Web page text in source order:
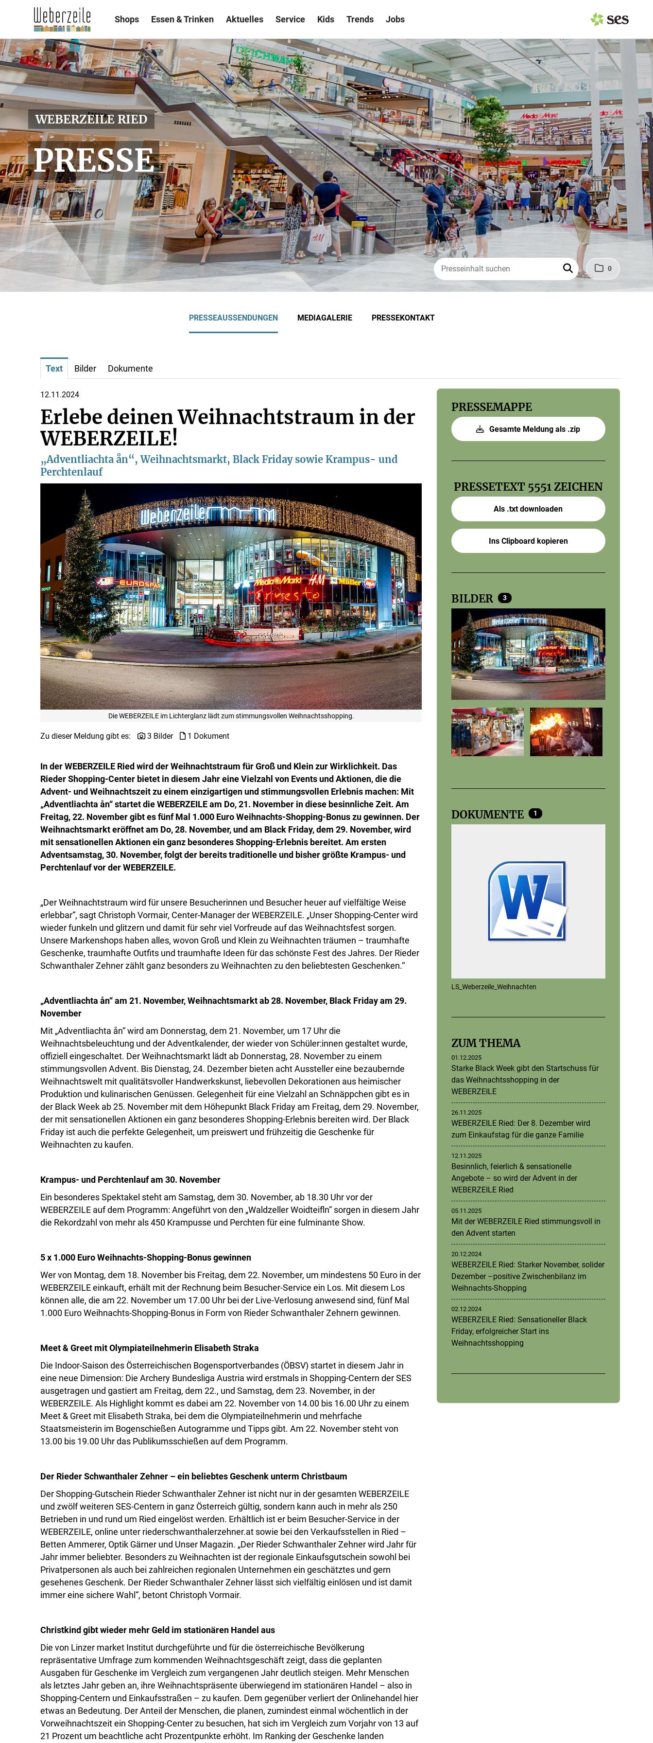
Shops Essen & Trinken Aktuelles Service Kids Trends Jobs
0
WEBERZEILE RIED
PRESSE
PRESSEAUSSENDUNGEN MEDIAGALERIE PRESSEKONTAKT
Text Bilder Dokumente
12.11.2024
Erlebe deinen Weihnachtstraum in der
WEBERZEILE!
„Adventliachta ån“, Weihnachtsmarkt, Black Friday sowie Krampus- und
Perchtenlauf
Die WEBERZEILE im Lichterglanz lädt zum stimmungsvollen Weihnachtsshopping.
Zu dieser Meldung gibt es: 3 Bilder 1 Dokument
In der WEBERZEILE Ried wird der Weihnachtstraum für Groß und Klein zur Wirklichkeit. Das
Rieder Shopping-Center bietet in diesem Jahr eine Vielzahl von Events und Aktionen, die die
Advent- und Weihnachtszeit zu einem einzigartigen und stimmungsvollen Erlebnis machen: Mit
„Adventliachta ån“ startet die WEBERZEILE am Do, 21. November in diese besinnliche Zeit. Am
Freitag, 22. November gibt es fünf Mal 1.000 Euro Weihnachts-Shopping-Bonus zu gewinnen. Der
Weihnachtsmarkt eröffnet am Do, 28. November, und am Black Friday, dem 29. November, wird
mit sensationellen Aktionen ein ganz besonderes Shopping-Erlebnis bereitet. Am ersten
Adventsamstag, 30. November, folgt der bereits traditionelle und bisher größte Krampus- und
Perchtenlauf vor der WEBERZEILE.
„Der Weihnachtstraum wird für unsere Besucherinnen und Besucher heuer auf vielfältige Weise
erlebbar“, sagt Christoph Vormair, Center-Manager der WEBERZEILE. „Unser Shopping-Center wird
wieder funkeln und glitzern und damit für sehr viel Vorfreude auf das Weihnachtsfest sorgen.
Unsere Markenshops haben alles, wovon Groß und Klein zu Weihnachten träumen – traumhafte
Geschenke, traumhafte Outfits und traumhafte Ideen für das schönste Fest des Jahres. Der Rieder
Schwanthaler Zehner zählt ganz besonders zu Weihnachten zu den beliebtesten Geschenken.“
„Adventliachta ån“ am 21. November, Weihnachtsmarkt ab 28. November, Black Friday am 29.
November
Mit „Adventliachta ån“ wird am Donnerstag, dem 21. November, um 17 Uhr die
Weihnachtsbeleuchtung und der Adventkalender, der wieder von Schüler:innen gestaltet wurde,
offiziell eingeschaltet. Der Weihnachtsmarkt lädt ab Donnerstag, 28. November zu einem
stimmungsvollen Advent. Bis Dienstag, 24. Dezember bieten acht Aussteller eine bezaubernde
Weihnachtswelt mit qualitätsvoller Handwerkskunst, liebevollen Dekorationen aus heimischer
Produktion und kulinarischen Genüssen. Gelegenheit für eine Vielzahl an Schnäppchen gibt es in
der Black Week ab 25. November mit dem Höhepunkt Black Friday am Freitag, dem 29. November,
der mit sensationellen Aktionen ein ganz besonderes Shopping-Erlebnis bereiten wird. Der Black
Friday ist auch die perfekte Gelegenheit, um preiswert und frühzeitig die Geschenke für
Weihnachten zu kaufen.
Krampus- und Perchtenlauf am 30. November
Ein besonderes Spektakel steht am Samstag, dem 30. November, ab 18.30 Uhr vor der
WEBERZEILE auf dem Programm: Angeführt von den „Waldzeller Woidteifln“ sorgen in diesem Jahr
die Rekordzahl von mehr als 450 Krampusse und Perchten für eine fulminante Show.
5 x 1.000 Euro Weihnachts-Shopping-Bonus gewinnen
Wer von Montag, dem 18. November bis Freitag, dem 22. November, um mindestens 50 Euro in der
WEBERZEILE einkauft, erhält mit der Rechnung beim Besucher-Service ein Los. Mit diesem Los
können alle, die am 22. November um 17.00 Uhr bei der Live-Verlosung anwesend sind, fünf Mal
1.000 Euro Weihnachts-Shopping-Bonus in Form von Rieder Schwanthaler Zehnern gewinnen.
Meet & Greet mit Olympiateilnehmerin Elisabeth Straka
Die Indoor-Saison des Österreichischen Bogensportverbandes (ÖBSV) startet in diesem Jahr in
eine neue Dimension: Die Archery Bundesliga Austria wird erstmals in Shopping-Centern der SES
ausgetragen und gastiert am Freitag, dem 22., und Samstag, dem 23. November, in der
WEBERZEILE. Als Highlight kommt es dabei am 22. November von 14.00 bis 16.00 Uhr zu einem
Meet & Greet mit Elisabeth Straka, bei dem die Olympiateilnehmerin und mehrfache
Staatsmeisterin im Bogenschießen Autogramme und Tipps gibt. Am 22. November steht von
13.00 bis 19.00 Uhr das Publikumsschießen auf dem Programm.
Der Rieder Schwanthaler Zehner – ein beliebtes Geschenk unterm Christbaum
Der Shopping-Gutschein Rieder Schwanthaler Zehner ist nicht nur in der gesamten WEBERZEILE
und zwölf weiteren SES-Centern in ganz Österreich gültig, sondern kann auch in mehr als 250
Betrieben in und rund um Ried eingelöst werden. Erhältlich ist er beim Besucher-Service in der
WEBERZEILE, online unter riederschwanthalerzehner.at sowie bei den Verkaufsstellen in Ried –
Betten Ammerer, Optik Gärner und Unser Magazin. „Der Rieder Schwanthaler Zehner wird Jahr für
Jahr immer beliebter. Besonders zu Weihnachten ist der regionale Einkaufsgutschein sowohl bei
Privatpersonen als auch bei zahlreichen regionalen Unternehmen ein geschätztes und gern
gesehenes Geschenk. Der Rieder Schwanthaler Zehner lässt sich vielfältig einlösen und ist damit
immer eine sichere Wahl“, betont Christoph Vormair.
Christkind gibt wieder mehr Geld im stationären Handel aus
Die von Linzer market Institut durchgeführte und für die österreichische Bevölkerung
repräsentative Umfrage zum kommenden Weihnachtsgeschäft zeigt, dass die geplanten
Ausgaben für Geschenke im Vergleich zum vergangenen Jahr deutlich steigen. Mehr Menschen
als letztes Jahr geben an, ihre Weihnachtspräsente überwiegend im stationären Handel – also in
Shopping-Centern und Einkaufsstraßen – zu kaufen. Dem gegenüber verliert der Onlinehandel hier
etwas an Bedeutung. Der Anteil der Menschen, die planen, zumindest einmal wöchentlich in der
Vorweihnachtszeit ein Shopping-Center zu besuchen, hat sich im Vergleich zum Vorjahr von 13 auf
21 Prozent um beachtliche acht Prozentpunkte erhöht. Im Ranking der Geschenke landen
PRESSEMAPPE
Gesamte Meldung als .zip
PRESSETEXT 5551 ZEICHEN
Als .txt downloaden
Ins Clipboard kopieren
BILDER 3
DOKUMENTE 1
LS_Weberzeile_Weihnachten
ZUM THEMA
01.12.2025
Starke Black Week gibt den Startschuss für
das Weihnachtsshopping in der
WEBERZEILE
26.11.2025
WEBERZEILE Ried: Der 8. Dezember wird
zum Einkaufstag für die ganze Familie
12.11.2025
Besinnlich, feierlich & sensationelle
Angebote – so wird der Advent in der
WEBERZEILE Ried
05.11.2025
Mit der WEBERZEILE Ried stimmungsvoll in
den Advent starten
20.12.2024
WEBERZEILE Ried: Starker November, solider
Dezember –positive Zwischenbilanz im
Weihnachts-Shopping
02.12.2024
WEBERZEILE Ried: Sensationeller Black
Friday, erfolgreicher Start ins
Weihnachtsshopping